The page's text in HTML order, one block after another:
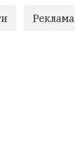
Реклама